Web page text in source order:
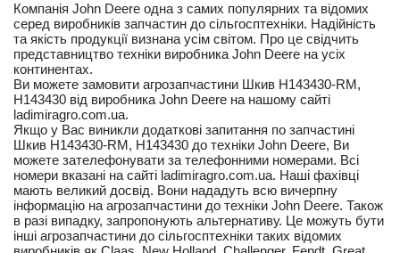
Компанія John Deere одна з самих популярних та відомих
серед виробників запчастин до сільгосптехніки. Надійність
та якість продукції визнана усім світом. Про це свідчить
представництво техніки виробника John Deere на усіх
континентах.
Ви можете замовити агрозапчастини Шкив H143430-RM,
H143430 від виробника John Deere на нашому сайті
ladimiragro.com.ua.
Якщо у Вас виникли додаткові запитання по запчастині
Шкив H143430-RM, H143430 до техніки John Deere, Ви
можете зателефонувати за телефонними номерами. Всі
номери вказані на сайті ladimiragro.com.ua. Наші фахівці
мають великий досвід. Вони нададуть всю вичерпну
інформацію на агрозапчастини до техніки John Deere. Також
в разі випадку, запропонують альтернативу. Це можуть бути
інші агрозапчастини до сільгосптехніки таких відомих